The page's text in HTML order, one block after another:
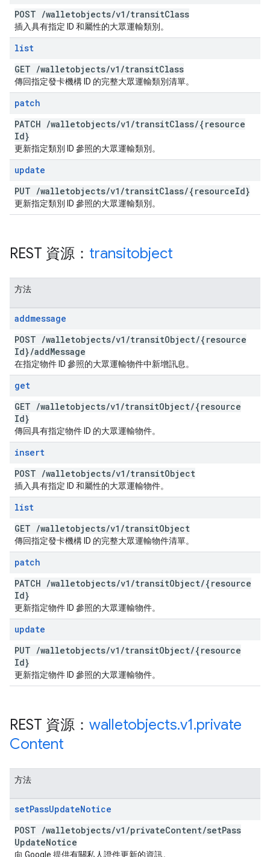
POST /walletobjects/v1 /transitClass
插入具有指定 ID 和屬性的大眾運輸類別。
list
GET /walletobjects/v1 /transitClass
傳回指定發卡機構 ID 的完整大眾運輸類別清單。
patch
PATCH /walletobjects/v1 /transitClass/{resource
Id}
更新指定類別 ID 參照的大眾運輸類別。
update
PUT /walletobjects/v1 /transitClass/{resourceId}
更新指定類別 ID 參照的大眾運輸類別。
REST 資源： transitobject
方法
addmessage
POST /walletobjects/v1 /transitObject/{resource
Id}/addMessage
在指定物件 ID 參照的大眾運輸物件中新增訊息。
get
GET /walletobjects/v1 /transitObject/{resource
Id}
傳回具有指定物件 ID 的大眾運輸物件。
insert
POST /walletobjects/v1 /transitObject
插入具有指定 ID 和屬性的大眾運輸物件。
list
GET /walletobjects/v1 /transitObject
傳回指定發卡機構 ID 的完整大眾運輸物件清單。
patch
PATCH /walletobjects/v1 /transitObject/{resource
Id}
更新指定物件 ID 參照的大眾運輸物件。
update
PUT /walletobjects/v1 /transitObject/{resource
Id}
更新指定物件 ID 參照的大眾運輸物件。
REST 資源： walletobjects.v1.private
Content
方法
setPassUpdateNotice
POST /walletobjects/v1 /privateContent/setPass
UpdateNotice
向 Google 提供有關私人證件更新的資訊。